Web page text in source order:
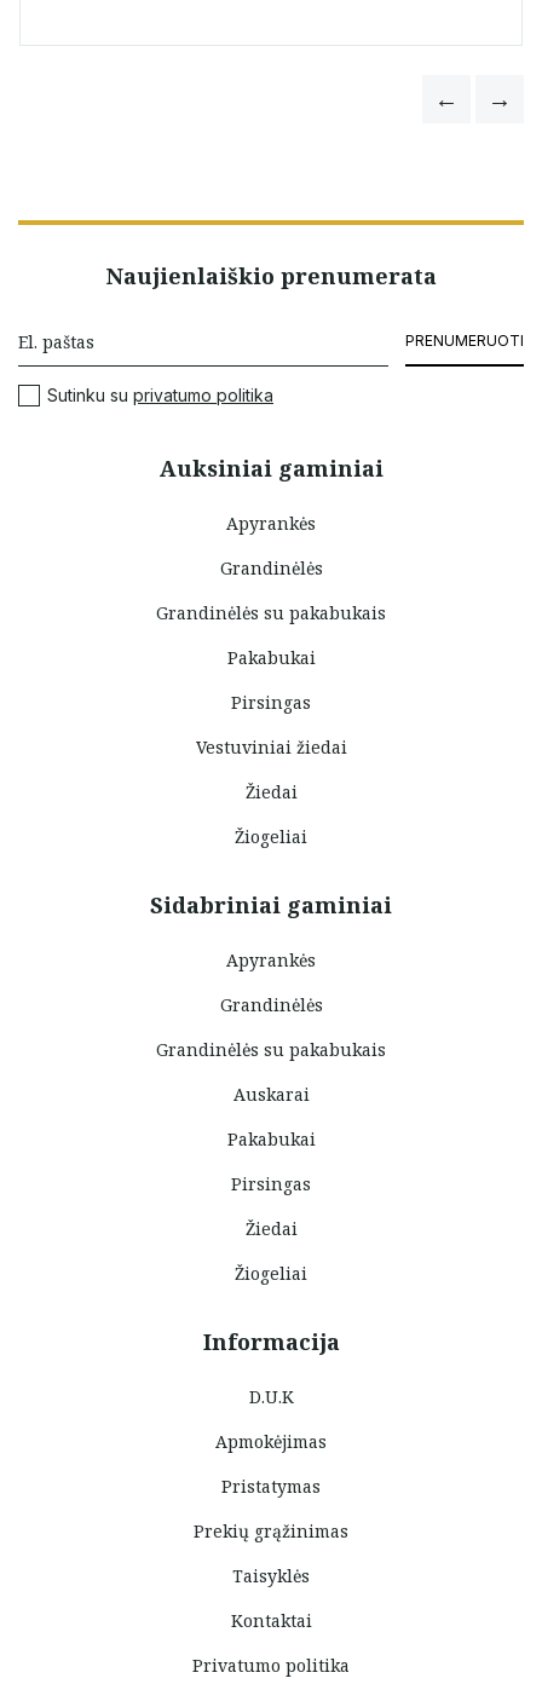
Auksiniai gaminiai
Apyrankės
Grandinėlės
Grandinėlės su pakabukais
Pakabukai
Pirsingas
Vestuviniai žiedai
Žiedai
Žiogeliai
Sidabriniai gaminiai
Apyrankės
Grandinėlės
Grandinėlės su pakabukais
Auskarai
Pakabukai
Pirsingas
Žiedai
Žiogeliai
Informacija
D.U.K
Apmokėjimas
Pristatymas
Prekių grąžinimas
Taisyklės
Kontaktai
Privatumo politika
Naujienlaiškio prenumerata
PRENUMERUOTI
Sutinku su privatumo politika